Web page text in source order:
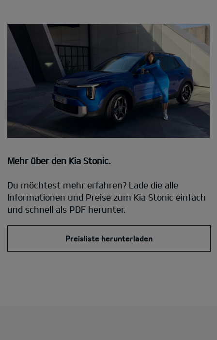
Mehr über den Kia Stonic.
Du möchtest mehr erfahren? Lade die alle
Informationen und Preise zum Kia Stonic einfach
und schnell als PDF herunter.
Preisliste herunterladen